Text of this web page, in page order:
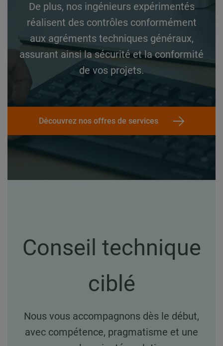
De plus, nos ingénieurs expérimentés
réalisent des contrôles conformément
aux agréments techniques généraux,
assurant ainsi la sécurité et la conformité
de vos projets.
Découvrez nos offres de services
Conseil technique
ciblé
Nous vous accompagnons dès le début,
avec compétence, pragmatisme et une